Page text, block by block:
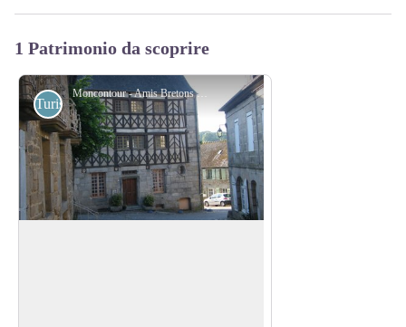
1 Patrimonio da scoprire
Moncontour - Amis Bretons de Colomban
Turistiche